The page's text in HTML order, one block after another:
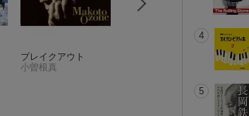
ブレイクアウト
小曽根真
ネイ
ズ
4
5